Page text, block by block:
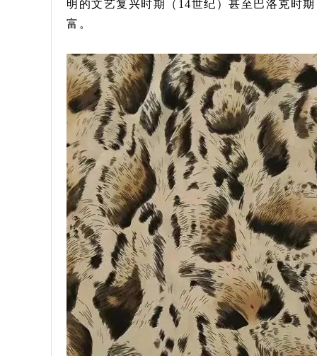
明的文艺复兴时期（14世纪）甚至巴洛克时
富。